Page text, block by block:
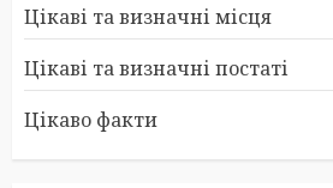
Цікаві та визначні місця
Цікаві та визначні постаті
Цікаво факти